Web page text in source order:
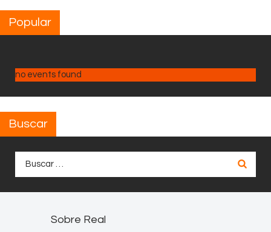
Popular
no events found
Buscar
Sobre Real